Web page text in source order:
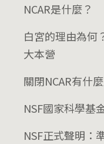
NCAR是什麼？
白宮的理由為何
大本營
關閉NCAR有什
NSF國家科學基
NSF正式聲明：